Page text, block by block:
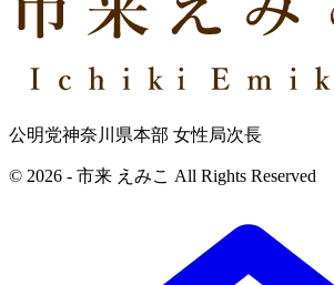
公明党神奈川県本部 女性局次長
© 2026 - 市来 えみこ All Rights Reserved